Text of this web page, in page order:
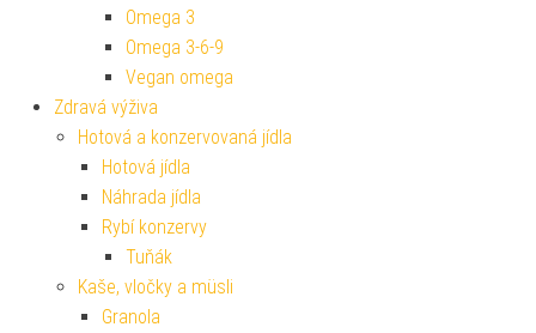
Omega 3
Omega 3-6-9
Vegan omega
Zdravá výživa
Hotová a konzervovaná jídla
Hotová jídla
Náhrada jídla
Rybí konzervy
Tuňák
Kaše, vločky a müsli
Granola